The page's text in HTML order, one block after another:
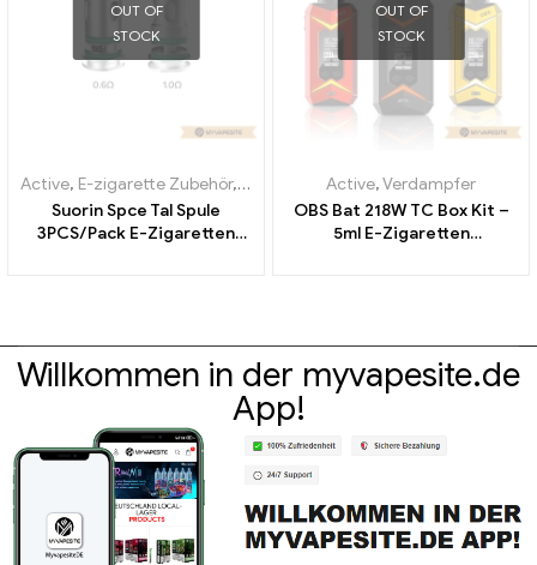
OUT OF
STOCK
Active, E-zigarette Zubehör, Verdampfer
Suorin Spce Tal Spule
3PCS/Pack E-Zigaretten
OUT OF
STOCK
Active,Verdampfer
OBS Bat 218W TC Box Kit –
5ml E-Zigaretten
Willkommen in der myvapesite.de
App!